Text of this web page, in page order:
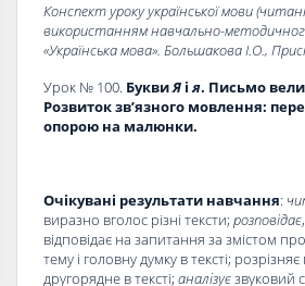
Конспект уроку української мови
використанням навчально-
«Українська мова». Большакова І.О.,
Урок № 100. БуквиЯ ія. Письмо
Розвиток зв’язного мовлення:
опорою на малюнки.
Очікувані результати навчання:
виразно вголос різні тексти; розповідає
відповідає на запитання за змістом
тему і головну думку в тексті; розрізняє
другорядне в тексті; аналізуєзвуковий